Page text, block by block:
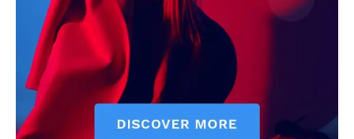
Facebook
X WhatsApp
Share